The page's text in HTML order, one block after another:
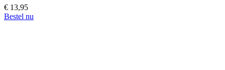
€ 13,95
Bestel nu